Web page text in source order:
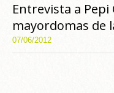
Entrevista a Pepi
mayordomas de
07/06/2012